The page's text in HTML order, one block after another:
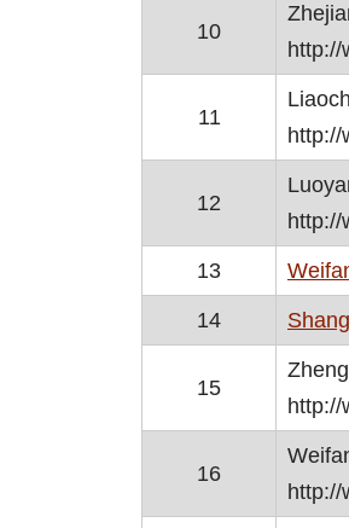
10
http://
11
http://
12
http://
13
14
15
http://
16
http://